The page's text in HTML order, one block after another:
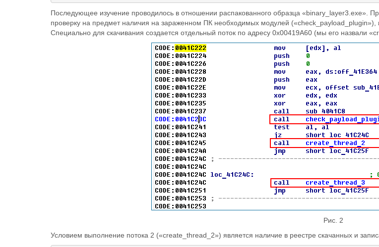
Последующее изучение проводилось в отношении распакованного образца «binary_layer3.exe».
проверку на предмет наличия на зараженном ПК необходимых модулей («check_payload_plugin»),
Специально для скачивания создается отдельный поток по адресу 0x00419A60 (мы его назвали
Рис. 2
Условием выполнение потока 2 («create_thread_2») является наличие в реестре скачанных и